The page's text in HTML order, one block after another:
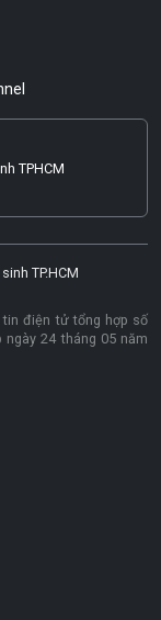
TPHCM
TP.HCM
tin điện tử tổng hợp số
ngày 24 tháng 05 năm